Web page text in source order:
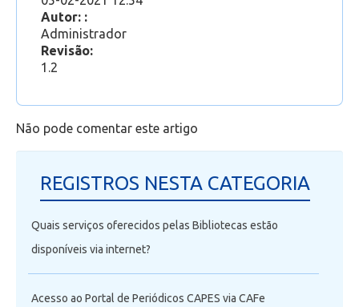
Como lançar a frequência diária no Novo Portal
do Professor
Como lançar a Média Final no Novo Portal do
Professor
Portal do Professor
Autor: :
Administrador
Revisão:
1.2
Não pode comentar este artigo
REGISTROS NESTA CATEGORIA
Quais serviços oferecidos pelas Bibliotecas estão
disponíveis via internet?
Acesso ao Portal de Periódicos CAPES via CAFe